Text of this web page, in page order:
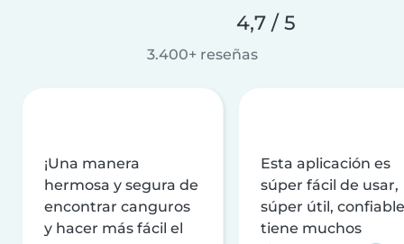
4,7 / 5
3.400+ reseñas
¡Una manera
hermosa y segura de
encontrar canguros
y hacer más fácil el
Esta aplicación es
súper fácil de usar,
súper útil,
tiene muchos